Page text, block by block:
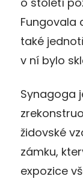
Fungovala
také
v ní bylo
Synagoga
židovské
zámku,
expozice